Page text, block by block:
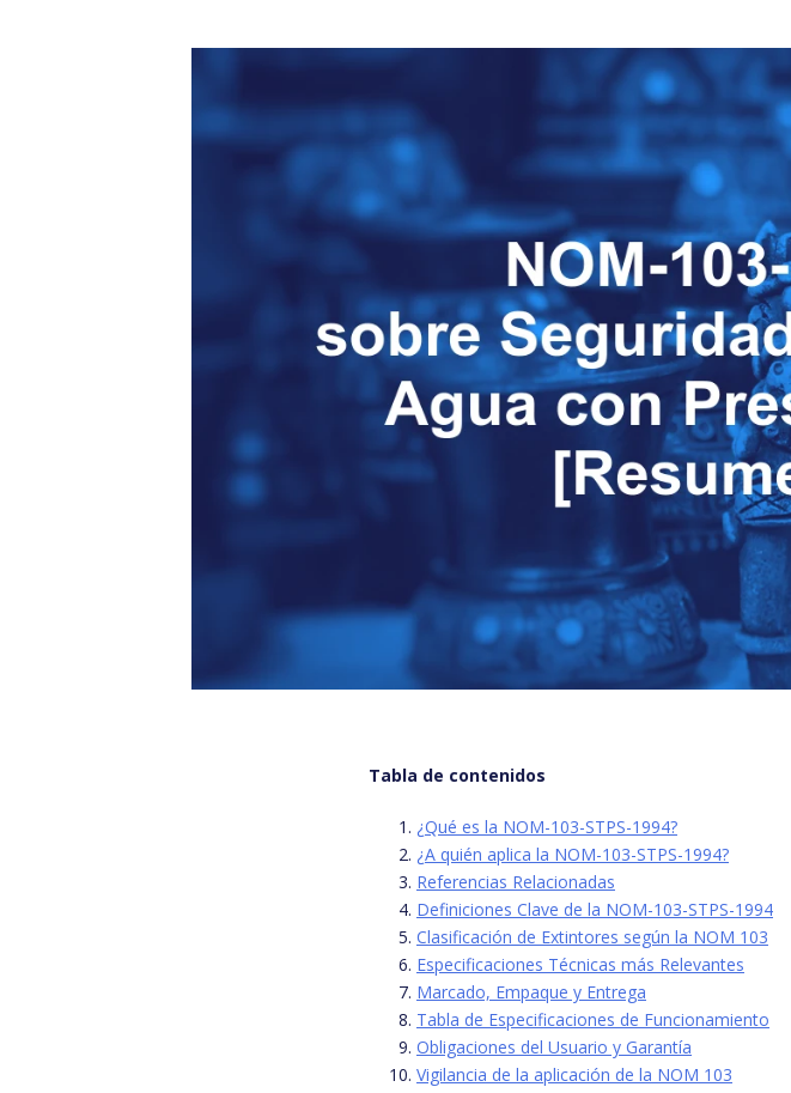
Tabla de contenidos
¿Qué es la NOM-103-STPS-1994?
¿A quién aplica la NOM-103-STPS-1994?
Referencias Relacionadas
Definiciones Clave de la NOM-103-STPS-1994
Clasificación de Extintores según la NOM 103
Especificaciones Técnicas más Relevantes
Marcado, Empaque y Entrega
Tabla de Especificaciones de Funcionamiento
Obligaciones del Usuario y Garantía
Vigilancia de la aplicación de la NOM 103